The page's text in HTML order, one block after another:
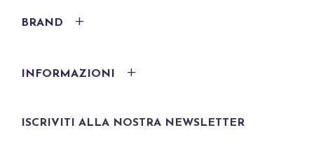
BRAND
INFORMAZIONI
ISCRIVITI ALLA NOSTRA NEWSLETTER